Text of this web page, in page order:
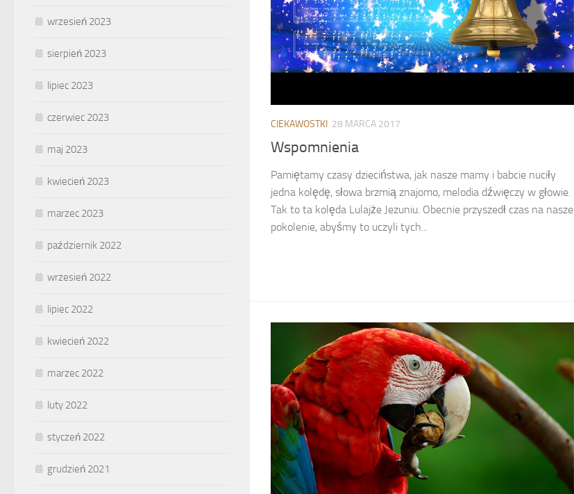
CIEKAWOSTKI 28 MARCA 2017
Wspomnienia
Pamiętamy czasy dzieciństwa, jak nasze mamy i babcie nuciły
jedna kolędę, słowa brzmią znajomo, melodia dźwięczy w głowie.
Tak to ta kolęda Lulajże Jezuniu. Obecnie przyszedł czas na nasze
pokolenie, abyśmy to uczyli tych...
wrzesień 2023
sierpień 2023
lipiec 2023
czerwiec 2023
maj 2023
kwiecień 2023
marzec 2023
październik 2022
wrzesień 2022
lipiec 2022
kwiecień 2022
marzec 2022
luty 2022
styczeń 2022
grudzień 2021